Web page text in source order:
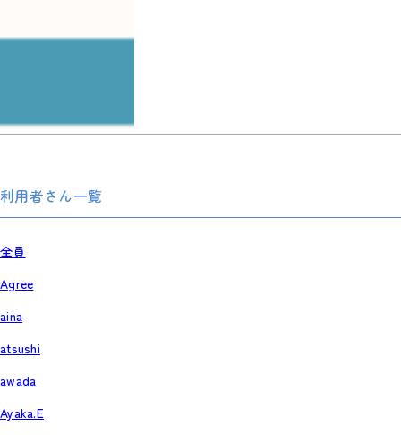
利用者さん一覧
全員
Agree
aina
atsushi
awada
Ayaka.E